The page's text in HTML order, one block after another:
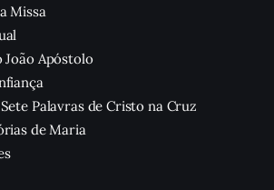
Missa
João Apóstolo
Palavras de Cristo na Cruz
de Maria